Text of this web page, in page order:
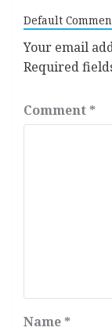
Default
Your email
Required
Comment *
Name *